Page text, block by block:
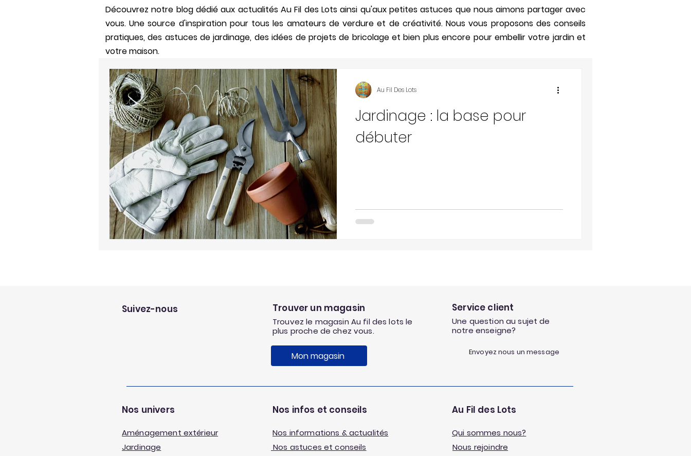
Découvrez notre blog dédié aux actualités Au Fil des Lots ainsi qu'aux petites astuces que nous aimons partager avec
vous. Une source d'inspiration pour tous les amateurs de verdure et de créativité. Nous vous proposons des conseils
pratiques, des astuces de jardinage, des idées de projets de bricolage et bien plus encore pour embellir votre jardin et
votre maison.
Jardinage : la base pour
débuter
Au Fil Des Lots
Suivez-nous Trouver un magasin
Trouvez le magasin Au fil des lots le
plus proche de chez vous.
Mon magasin
Service client
Une question au sujet de
notre enseigne?
Envoyez nous un message
Nos univers
Aménagement extérieur
Jardinage
Nos infos et conseils
Nos informations & actualités
Nos astuces et conseils
Au Fil des Lots
Qui sommes nous?
Nous rejoindre